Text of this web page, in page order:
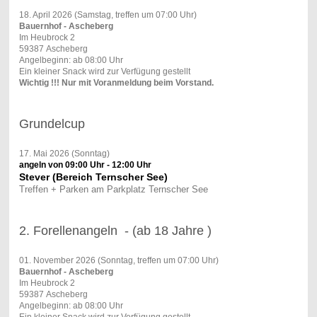
18. April 2026 (Samstag, treffen um 07:00 Uhr)
Bauernhof - Ascheberg
Im Heubrock 2
59387 Ascheberg
Angelbeginn: ab 08:00 Uhr
Ein kleiner Snack wird zur Verfügung gestellt
Wichtig !!! Nur mit Voranmeldung beim Vorstand.
Grundelcup
17. Mai 2026 (Sonntag)
angeln von 09:00 Uhr - 12:00 Uhr
Stever (Bereich Ternscher See)
Treffen + Parken am Parkplatz Ternscher See
2. Forellenangeln - (ab 18 Jahre )
01. November 2026 (Sonntag, treffen um 07:00 Uhr)
Bauernhof - Ascheberg
Im Heubrock 2
59387 Ascheberg
Angelbeginn: ab 08:00 Uhr